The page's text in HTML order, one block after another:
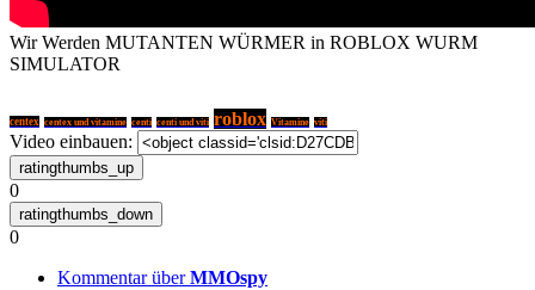
Wir Werden MUTANTEN WÜRMER in ROBLOX WURM
SIMULATOR
centex centex und vitamine centi centi und viti roblox Vitamine viti
Video einbauen:
0
0
Kommentar überMMOspy